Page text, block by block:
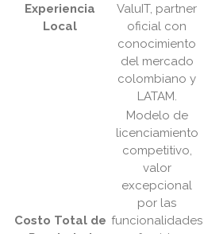
Experiencia
Local
ValuIT, partner
oficial con
conocimiento
del mercado
colombiano y
LATAM.
Costo Total de
Modelo de
licenciamiento
competitivo,
valor
excepcional
por las
funcionalidades